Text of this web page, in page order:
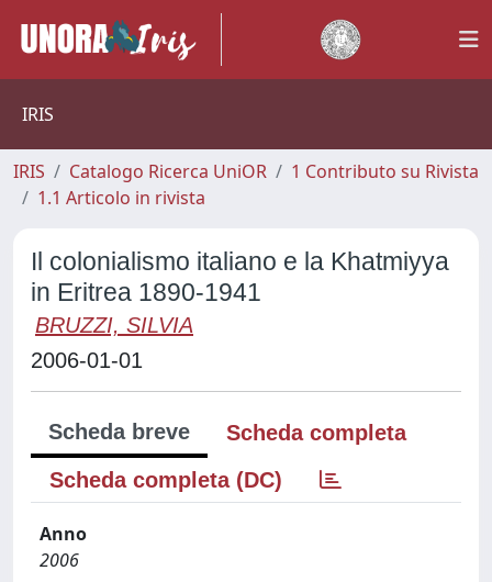
IRIS
IRIS Catalogo Ricerca UniOR
1 Contributo su Rivista
1.1 Articolo in rivista
Il colonialismo italiano e la Khatmiyya
in Eritrea 1890-1941
BRUZZI, SILVIA
2006-01-01
Scheda breve
Scheda completa
Scheda completa (DC)
Anno
2006